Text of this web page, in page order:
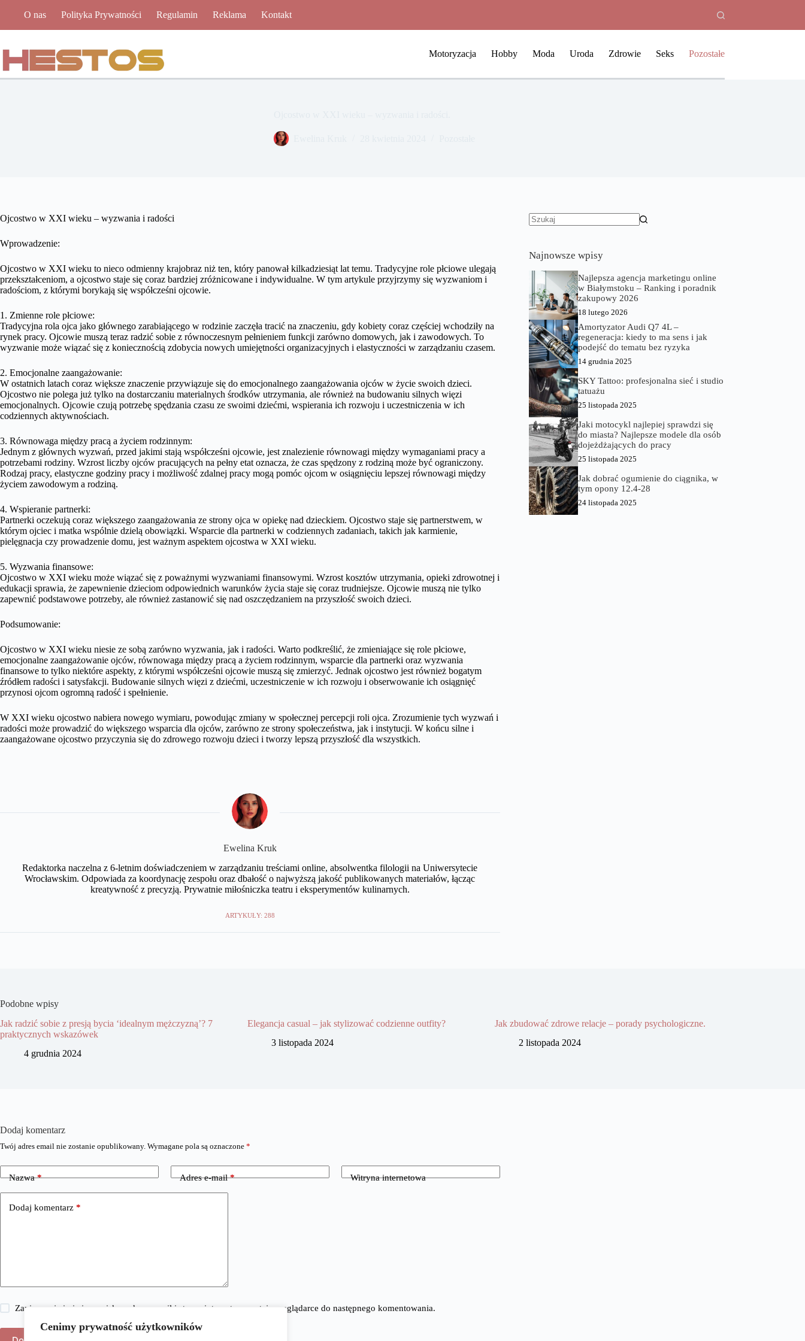
Cenimy prywatność użytkowników
O nas Polityka Prywatności Regulamin Reklama Kontakt
Motoryzacja Hobby Moda Uroda Zdrowie Seks Pozostałe
Ojcostwo w XXI wieku – wyzwania i radości
Wprowadzenie:
Ojcostwo w XXI wieku to nieco odmienny krajobraz niż ten, który panował kilkadziesiąt lat temu. Tradycyjne role płciowe ulegają
przekształceniom, a ojcostwo staje się coraz bardziej zróżnicowane i indywidualne. W tym artykule przyjrzymy się wyzwaniom i
radościom, z którymi borykają się współcześni ojcowie.
1. Zmienne role płciowe:
Tradycyjna rola ojca jako głównego zarabiającego w rodzinie zaczęła tracić na znaczeniu, gdy kobiety coraz częściej wchodziły na
rynek pracy. Ojcowie muszą teraz radzić sobie z równoczesnym pełnieniem funkcji zarówno domowych, jak i zawodowych. To
wyzwanie może wiązać się z koniecznością zdobycia nowych umiejętności organizacyjnych i elastyczności w zarządzaniu czasem.
2. Emocjonalne zaangażowanie:
W ostatnich latach coraz większe znaczenie przywiązuje się do emocjonalnego zaangażowania ojców w życie swoich dzieci.
Ojcostwo nie polega już tylko na dostarczaniu materialnych środków utrzymania, ale również na budowaniu silnych więzi
emocjonalnych. Ojcowie czują potrzebę spędzania czasu ze swoimi dziećmi, wspierania ich rozwoju i uczestniczenia w ich
codziennych aktywnościach.
3. Równowaga między pracą a życiem rodzinnym:
Jednym z głównych wyzwań, przed jakimi stają współcześni ojcowie, jest znalezienie równowagi między wymaganiami pracy a
potrzebami rodziny. Wzrost liczby ojców pracujących na pełny etat oznacza, że czas spędzony z rodziną może być ograniczony.
Rodzaj pracy, elastyczne godziny pracy i możliwość zdalnej pracy mogą pomóc ojcom w osiągnięciu lepszej równowagi między
życiem zawodowym a rodziną.
4. Wspieranie partnerki:
Partnerki oczekują coraz większego zaangażowania ze strony ojca w opiekę nad dzieckiem. Ojcostwo staje się partnerstwem, w
którym ojciec i matka wspólnie dzielą obowiązki. Wsparcie dla partnerki w codziennych zadaniach, takich jak karmienie,
pielęgnacja czy prowadzenie domu, jest ważnym aspektem ojcostwa w XXI wieku.
5. Wyzwania finansowe:
Ojcostwo w XXI wieku może wiązać się z poważnymi wyzwaniami finansowymi. Wzrost kosztów utrzymania, opieki zdrowotnej i
edukacji sprawia, że zapewnienie dzieciom odpowiednich warunków życia staje się coraz trudniejsze. Ojcowie muszą nie tylko
zapewnić podstawowe potrzeby, ale również zastanowić się nad oszczędzaniem na przyszłość swoich dzieci.
Podsumowanie:
Ojcostwo w XXI wieku niesie ze sobą zarówno wyzwania, jak i radości. Warto podkreślić, że zmieniające się role płciowe,
emocjonalne zaangażowanie ojców, równowaga między pracą a życiem rodzinnym, wsparcie dla partnerki oraz wyzwania
finansowe to tylko niektóre aspekty, z którymi współcześni ojcowie muszą się zmierzyć. Jednak ojcostwo jest również bogatym
źródłem radości i satysfakcji. Budowanie silnych więzi z dziećmi, uczestniczenie w ich rozwoju i obserwowanie ich osiągnięć
przynosi ojcom ogromną radość i spełnienie.
W XXI wieku ojcostwo nabiera nowego wymiaru, powodując zmiany w społecznej percepcji roli ojca. Zrozumienie tych wyzwań i
radości może prowadzić do większego wsparcia dla ojców, zarówno ze strony społeczeństwa, jak i instytucji. W końcu silne i
zaangażowane ojcostwo przyczynia się do zdrowego rozwoju dzieci i tworzy lepszą przyszłość dla wszystkich.
Ewelina Kruk
Redaktorka naczelna z 6-letnim doświadczeniem w zarządzaniu treściami online, absolwentka filologii na Uniwersytecie
Wrocławskim. Odpowiada za koordynację zespołu oraz dbałość o najwyższą jakość publikowanych materiałów, łącząc
kreatywność z precyzją. Prywatnie miłośniczka teatru i eksperymentów kulinarnych.
ARTYKUŁY: 288
Najnowsze wpisy
Najlepsza agencja marketingu online
w Białymstoku – Ranking i poradnik
zakupowy 2026
18 lutego 2026
Amortyzator Audi Q7 4L –
regeneracja: kiedy to ma sens i jak
podejść do tematu bez ryzyka
14 grudnia 2025
SKY Tattoo: profesjonalna sieć i studio
tatuażu
25 listopada 2025
Jaki motocykl najlepiej sprawdzi się
do miasta? Najlepsze modele dla osób
dojeżdżających do pracy
25 listopada 2025
Jak dobrać ogumienie do ciągnika, w
tym opony 12.4-28
24 listopada 2025
Podobne wpisy
Jak radzić sobie z presją bycia ‘idealnym mężczyzną’? 7
praktycznych wskazówek
4 grudnia 2024
Elegancja casual – jak stylizować codzienne outfity?
3 listopada 2024
Jak zbudować zdrowe relacje – porady psychologiczne.
2 listopada 2024
Dodaj komentarz
Twój adres email nie zostanie opublikowany. Wymagane pola są oznaczone *
Nazwa* Adres e-mail* Witryna internetowa
Dodaj komentarz *
Zapisz moje imię i nazwisko, adres e-mail i stronę internetową w tej przeglądarce do następnego komentowania.